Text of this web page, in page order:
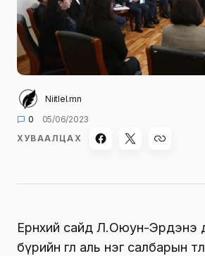
Niitlel.mn
0
05/06/2023
ХУВААЛЦАХ
Ерөнхий сайд Л.Оюун-Эрдэнэ
бүрийн өглөө аль нэг салбарын